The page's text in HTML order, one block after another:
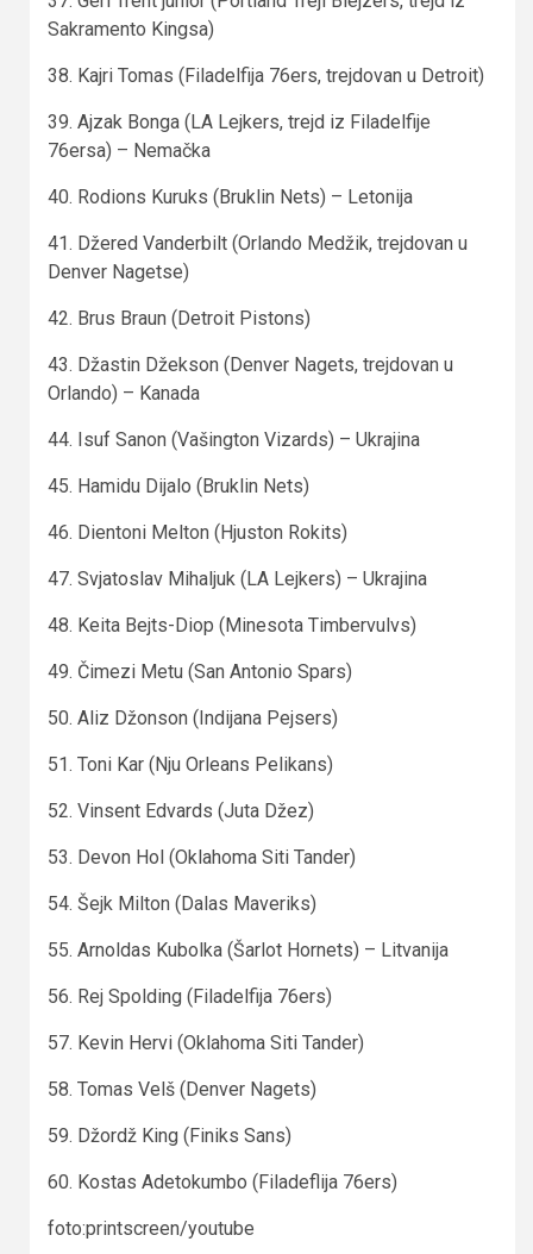
Sakramento Kingsa)
38. Kajri Tomas (Filadelfija 76ers, trejdovan u Detroit)
39. Ajzak Bonga (LA Lejkers, trejd iz Filadelfije
76ersa) – Nemačka
40. Rodions Kuruks (Bruklin Nets) – Letonija
41. Džered Vanderbilt (Orlando Medžik, trejdovan u
Denver Nagetse)
42. Brus Braun (Detroit Pistons)
43. Džastin Džekson (Denver Nagets, trejdovan u
Orlando) – Kanada
44. Isuf Sanon (Vašington Vizards) – Ukrajina
45. Hamidu Dijalo (Bruklin Nets)
46. Dientoni Melton (Hjuston Rokits)
47. Svjatoslav Mihaljuk (LA Lejkers) – Ukrajina
48. Keita Bejts-Diop (Minesota Timbervulvs)
49. Čimezi Metu (San Antonio Spars)
50. Aliz Džonson (Indijana Pejsers)
51. Toni Kar (Nju Orleans Pelikans)
52. Vinsent Edvards (Juta Džez)
53. Devon Hol (Oklahoma Siti Tander)
54. Šejk Milton (Dalas Maveriks)
55. Arnoldas Kubolka (Šarlot Hornets) – Litvanija
56. Rej Spolding (Filadelfija 76ers)
57. Kevin Hervi (Oklahoma Siti Tander)
58. Tomas Velš (Denver Nagets)
59. Džordž King (Finiks Sans)
60. Kostas Adetokumbo (Filadeflija 76ers)
foto:printscreen/youtube